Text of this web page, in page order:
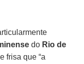
do Rio de
frisa que “a